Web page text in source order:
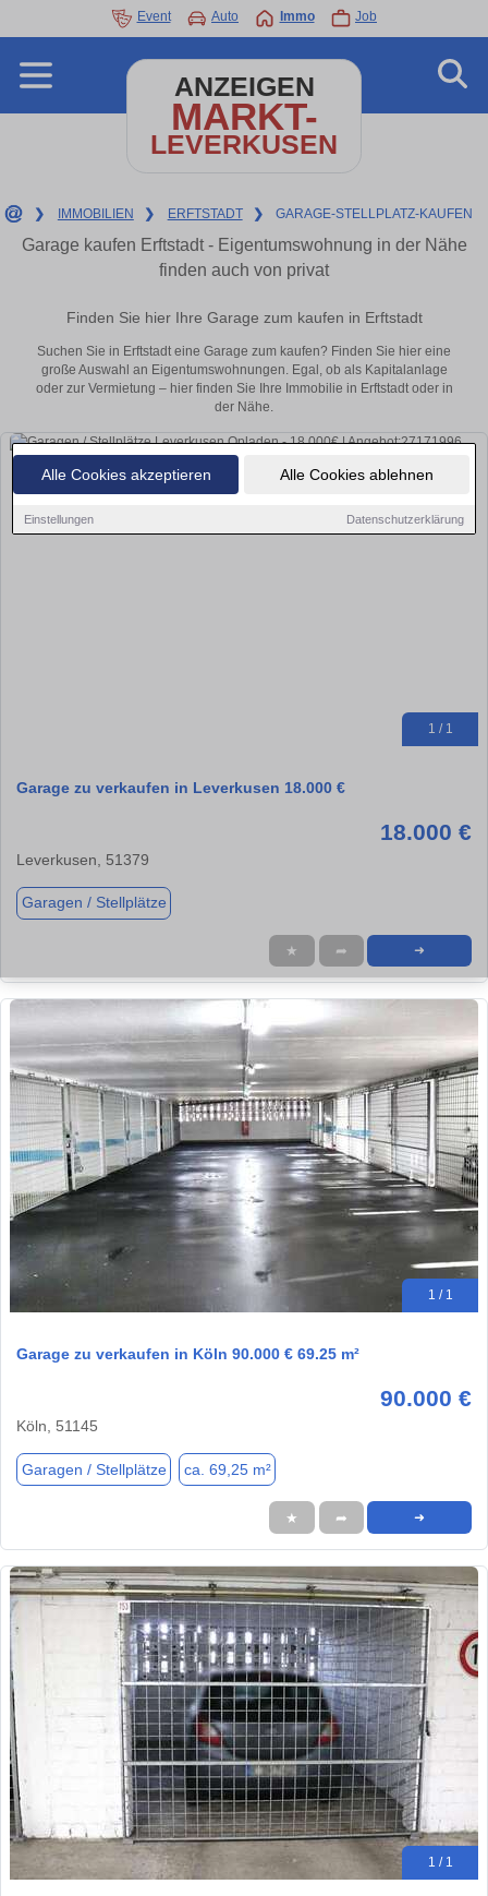
Alle Cookies akzeptieren Alle Cookies ablehnen
Einstellungen Datenschutzerklärung
Event Auto Immo Job
ANZEIGEN
MARKT-
LEVERKUSEN
❯ IMMOBILIEN ❯ ERFTSTADT ❯ GARAGE-STELLPLATZ-KAUFEN
Garage kaufen Erftstadt - Eigentumswohnung in der Nähe
finden auch von privat
Finden Sie hier Ihre Garage zum kaufen in Erftstadt
Suchen Sie in Erftstadt eine Garage zum kaufen? Finden Sie hier eine
große Auswahl an Eigentumswohnungen. Egal, ob als Kapitalanlage
oder zur Vermietung – hier finden Sie Ihre Immobilie in Erftstadt oder in
der Nähe.
1 / 1
Garage zu verkaufen in Leverkusen 18.000 €
18.000 €
Leverkusen, 51379
Garagen / Stellplätze
★ ➦ ➜
1 / 1
Garage zu verkaufen in Köln 90.000 € 69.25 m²
90.000 €
Köln, 51145
Garagen / Stellplätze ca. 69,25 m²
★ ➦ ➜
1 / 1